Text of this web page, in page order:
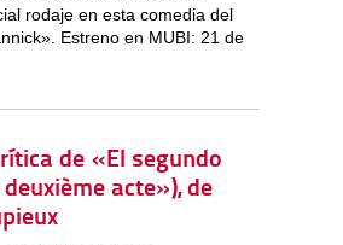
rodaje en esta comedia del
Estreno en MUBI: 21 de
de «El segundo
acte»), de